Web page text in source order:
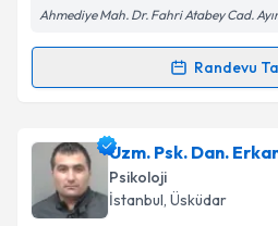
Kişisel verilerimin
Metni'ni okudum ve
kapsamda işlenmesini
Ahmediye Mah. Dr. Fahri Atabey Cad.
Randevu
Randevu Takvimi Talebi
Klinik Psikolog Esra
talebi oluşturun. Size bu
için bir takvim
bilgilendireceğiz.
Uzm. Psk. Dan.
Psikoloji
İstanbul, Üsküdar